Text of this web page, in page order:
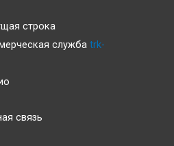
строка
служба trk-
связь